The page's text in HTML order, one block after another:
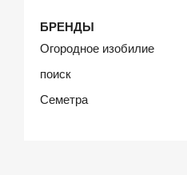
БРЕНДЫ
Огородное изобилие
поиск
Семетра